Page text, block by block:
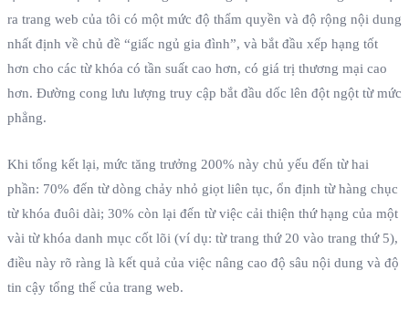
ra trang web của tôi có một mức độ thẩm quyền và độ rộng nội dung
nhất định về chủ đề “giấc ngủ gia đình”, và bắt đầu xếp hạng tốt
hơn cho các từ khóa có tần suất cao hơn, có giá trị thương mại cao
hơn. Đường cong lưu lượng truy cập bắt đầu dốc lên đột ngột từ mức
phẳng.
Khi tổng kết lại, mức tăng trưởng 200% này chủ yếu đến từ hai
phần: 70% đến từ dòng chảy nhỏ giọt liên tục, ổn định từ hàng chục
từ khóa đuôi dài; 30% còn lại đến từ việc cải thiện thứ hạng của một
vài từ khóa danh mục cốt lõi (ví dụ: từ trang thứ 20 vào trang thứ 5),
điều này rõ ràng là kết quả của việc nâng cao độ sâu nội dung và độ
tin cậy tổng thể của trang web.